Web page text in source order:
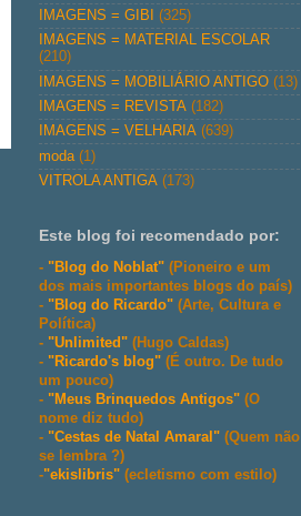
IMAGENS = GIBI
(325)
IMAGENS = MATERIAL ESCOLAR
(210)
IMAGENS = MOBILIÁRIO ANTIGO (13)
IMAGENS = REVISTA (182)
IMAGENS = VELHARIA (639)
moda (1)
VITROLA ANTIGA (173)
Este blog foi recomendado por:
- "Blog do Noblat" (Pioneiro e um
dos mais importantes blogs do país)
- "Blog do Ricardo" (Arte, Cultura e
Política)
- "Unlimited" (Hugo Caldas)
- "Ricardo's blog" (É outro. De tudo
um pouco)
- "Meus Brinquedos Antigos" (O
nome diz tudo)
- "Cestas de Natal Amaral" (Quem não
se lembra ?)
-"ekislibris" (ecletismo com estilo)